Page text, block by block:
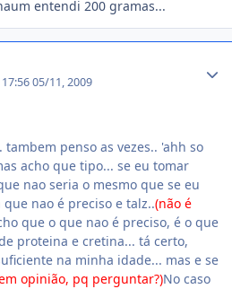
entendi 200 gramas...
17:5605/11, 2009
penso as vezes.. 'ahh so
acho que tipo... se eu tomar
nao seria o mesmo que se eu
nao é preciso e talz..(não é
que o que nao é preciso, é o que
proteina e cretina... tá certo,
na minha idade... mas e se
opinião, pq perguntar?)No caso